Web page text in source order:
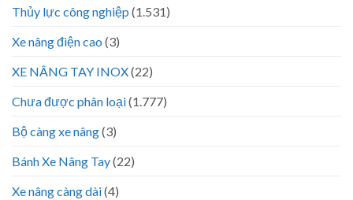
Thủy lực công nghiệp (1.531)
Xe nâng điện cao (3)
XE NÂNG TAY INOX(22)
Chưa được phân loại(1.777)
Bộ càng xe nâng(3)
Bánh Xe Nâng Tay(22)
Xe nâng càng dài(4)